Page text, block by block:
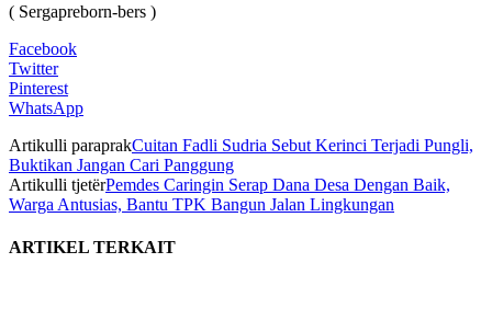
( Sergapreborn-bers )
Facebook
Twitter
Pinterest
WhatsApp
Artikulli paraprakCuitan Fadli Sudria Sebut Kerinci Terjadi Pungli,
Buktikan Jangan Cari Panggung
Artikulli tjetërPemdes Caringin Serap Dana Desa Dengan Baik,
Warga Antusias, Bantu TPK Bangun Jalan Lingkungan
ARTIKEL TERKAIT